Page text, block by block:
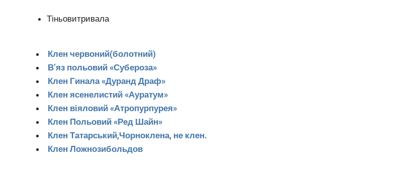
Тіньовитривала
Клен червоний(болотний)
В’яз польовий «Субероза»
Клен Гинала «Дуранд Драф»
Клен ясенелистий «Ауратум»
Клен віяловий «Атропурпурея»
Клен Польовий «Ред Шайн»
Клен Татарський,Чорноклена, не клен.
Клен Ложнозибольдов